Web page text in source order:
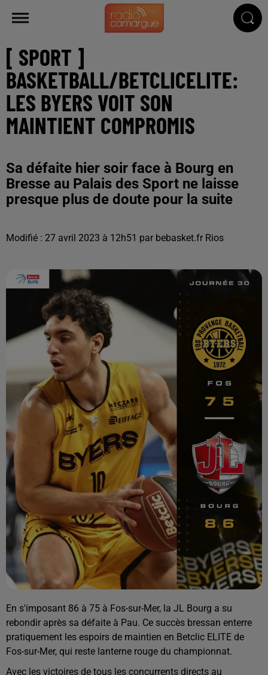
[ SPORT ]
BASKETBALL/BETCLICELITE:
LES BYERS VOIT SON
MAINTIENT COMPROMIS
Sa défaite hier soir face à Bourg en
Bresse au Palais des Sport ne laisse
presque plus de doute pour la suite
Modifié : 27 avril 2023 à 12h51 par bebasket.fr Rios
En s'imposant 86 à 75 à Fos-sur-Mer, la JL Bourg a su
rebondir après sa défaite à Pau. Ce succès bressan enterre
pratiquement les espoirs de maintien en Betclic ELITE de
Fos-sur-Mer, qui reste lanterne rouge du championnat.
Avec les victoires de tous les concurrents directs au